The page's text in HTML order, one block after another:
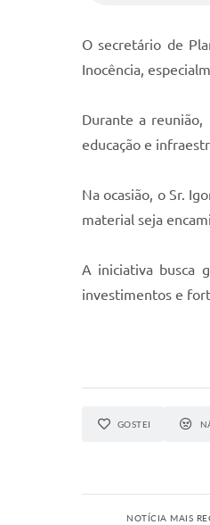
O secretário de
Inocência,
Durante a reunião,
educação e
Na ocasião, o Sr.
material seja
A iniciativa busca
investimentos e
GOSTEI
NOTÍCIA MAIS